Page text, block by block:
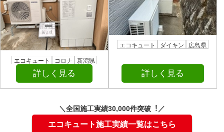
エコキュート コロナ 新潟県
詳しく見る
エコキュート ダイキン 広島県
詳しく見る
＼全国施⼯実績30,000件突破︕／
エコキュート施工実績一覧はこちら